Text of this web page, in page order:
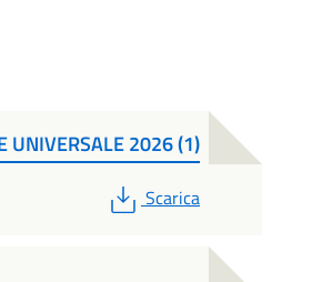
UNIVERSALE 2026 (1)
PDF
Scarica